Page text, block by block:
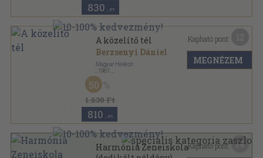
830 ,-Ft
A közelítő tél
Berzsenyi Dániel
Magyar Helikon
1961
Vászon
1.630 Ft
50
810 ,-Ft
Kapható pont:
MEGNÉZEM
Harmónia ZeneiskolaKapható pont: 14